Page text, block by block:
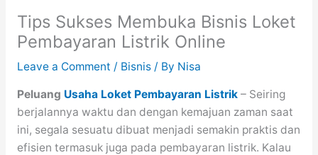
Tips Sukses Membuka Bisnis Loket
Pembayaran Listrik Online
Leave a Comment / Bisnis/ By Nisa
Peluang Usaha Loket Pembayaran Listrik– Seiring
berjalannya waktu dan dengan kemajuan zaman saat
ini, segala sesuatu dibuat menjadi semakin praktis dan
efisien termasuk juga pada pembayaran listrik. Kalau